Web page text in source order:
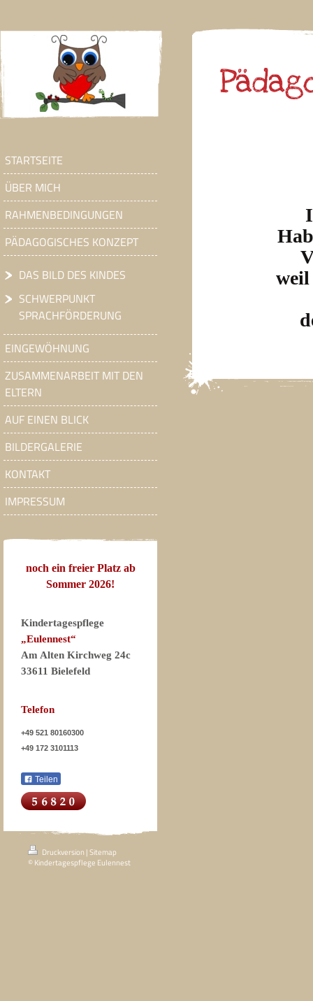
STARTSEITE
ÜBER MICH
RAHMENBEDINGUNGEN
PÄDAGOGISCHES KONZEPT
DAS BILD DES KINDES
SCHWERPUNKT
SPRACHFÖRDERUNG
EINGEWÖHNUNG
ZUSAMMENARBEIT MIT DEN
ELTERN
AUF EINEN BLICK
BILDERGALERIE
KONTAKT
IMPRESSUM
noch ein freier Platz ab
Sommer 2026!
Kindertagespflege
„Eulennest“
Am Alten Kirchweg 24c
33611 Bielefeld
Telefon
+49 521 80160300
+49 172 3101113
Teilen
weil
Druckversion |Sitemap
© Kindertagespflege Eulennest